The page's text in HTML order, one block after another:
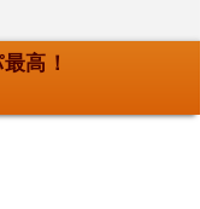
高！